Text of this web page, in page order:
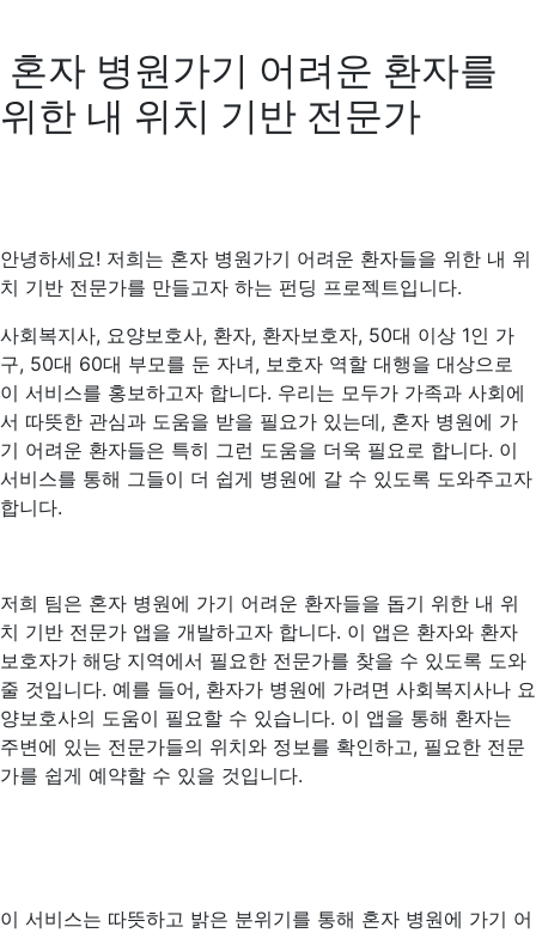
혼자 병원가기 어려운 환자를
위한 내 위치 기반 전문가
안녕하세요! 저희는 혼자 병원가기 어려운 환자들을 위한 내 위
치 기반 전문가를 만들고자 하는 펀딩 프로젝트입니다.
사회복지사, 요양보호사, 환자, 환자보호자, 50대 이상 1인 가
구, 50대 60대 부모를 둔 자녀, 보호자 역할 대행을 대상으로
이 서비스를 홍보하고자 합니다. 우리는 모두가 가족과 사회에
서 따뜻한 관심과 도움을 받을 필요가 있는데, 혼자 병원에 가
기 어려운 환자들은 특히 그런 도움을 더욱 필요로 합니다. 이
서비스를 통해 그들이 더 쉽게 병원에 갈 수 있도록 도와주고자
합니다.
저희 팀은 혼자 병원에 가기 어려운 환자들을 돕기 위한 내 위
치 기반 전문가 앱을 개발하고자 합니다. 이 앱은 환자와 환자
보호자가 해당 지역에서 필요한 전문가를 찾을 수 있도록 도와
줄 것입니다. 예를 들어, 환자가 병원에 가려면 사회복지사나 요
양보호사의 도움이 필요할 수 있습니다. 이 앱을 통해 환자는
주변에 있는 전문가들의 위치와 정보를 확인하고, 필요한 전문
가를 쉽게 예약할 수 있을 것입니다.
이 서비스는 따뜻하고 밝은 분위기를 통해 혼자 병원에 가기 어